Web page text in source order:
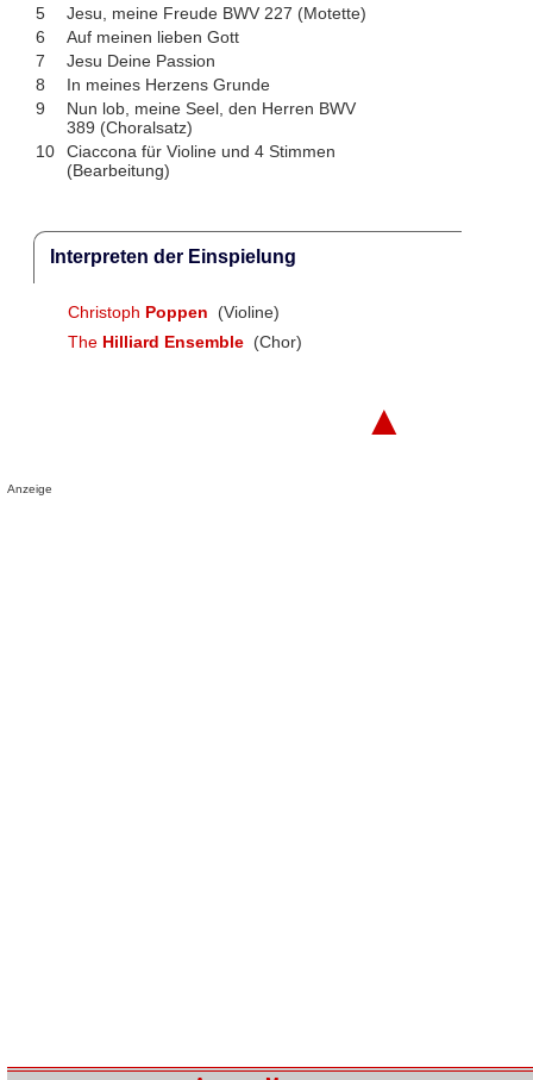
5
Jesu, meine Freude BWV 227 (Motette)
6
Auf meinen lieben Gott
7
Jesu Deine Passion
8
In meines Herzens Grunde
9
Nun lob, meine Seel, den Herren BWV
389 (Choralsatz)
10
Ciaccona für Violine und 4 Stimmen
(Bearbeitung)
Interpreten der Einspielung
Christoph Poppen
(Violine)
The Hilliard Ensemble (Chor)
▲
Anzeige